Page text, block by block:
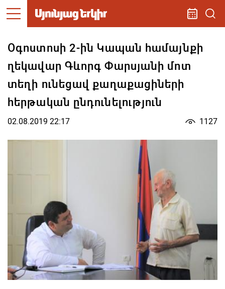
Օգոստոսի 2-ին Կապան համայնքի
ղեկավար Գևորգ Փարսյանի մոտ
տեղի ունեցավ քաղաքացիների
հերթական ընդունելություն
02.08.2019 22:17 1127